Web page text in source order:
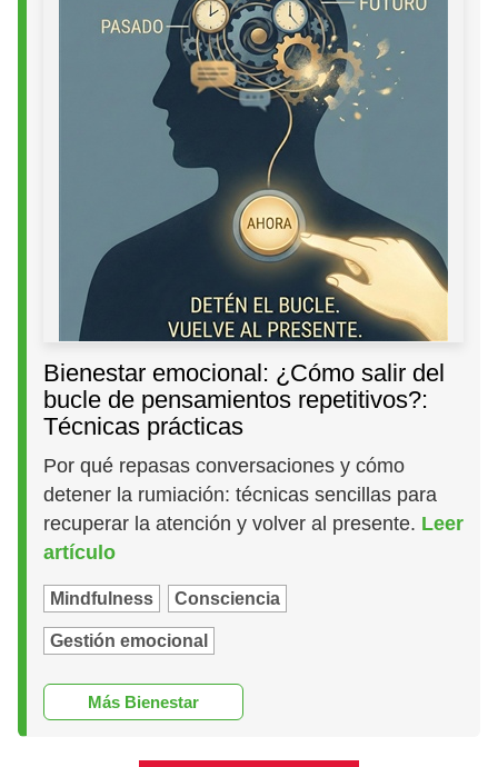
Bienestar emocional: ¿Cómo salir del
bucle de pensamientos repetitivos?:
Técnicas prácticas
Por qué repasas conversaciones y cómo
detener la rumiación: técnicas sencillas para
recuperar la atención y volver al presente. Leer
artículo
Mindfulness Consciencia
Gestión emocional
Más Bienestar